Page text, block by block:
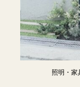
照明・家